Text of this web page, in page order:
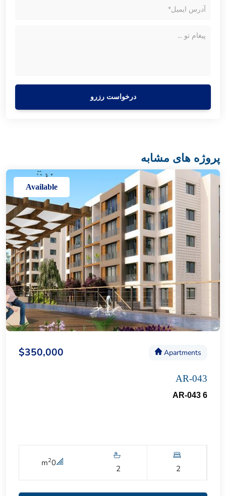
درخواست رزرو
پروژه های مشابه
Available
Apartments
$350,000
AR-043
AR-043 6
2
2
0
m2